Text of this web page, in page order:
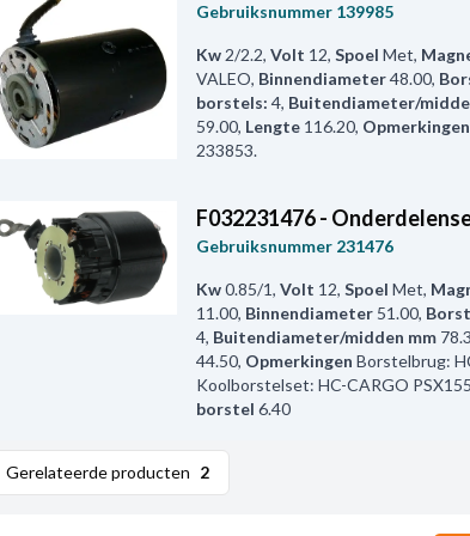
Gebruiksnummer 139985
Kw 2/2.2, Volt 12, Spoel Met,
VALEO, Binnendiameter48.00,
borstels: 4, Buitendiameter/
59.00, Lengte 116.20, Opmerkingen
233853.
F032231476 -
Gebruiksnummer 231476
Kw0.85/1, Volt 12, Spoel Met,
11.00, Binnendiameter 51.00,
4, Buitendiameter/midden mm
44.50, Opmerkingen Borstelbrug:
Koolborstelset: HC-CARGO
borstel 6.40
Gerelateerde producten 2